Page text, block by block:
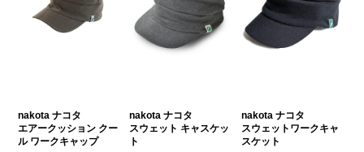
nakota ナコタ
エアークッション クー
ル ワークキャップ
nakota ナコタ
スウェット キャスケッ
ト
nakota ナコタ
スウェットワークキャ
スケット